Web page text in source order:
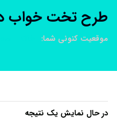
طرح تخت خواب
موقعیت کنونی شما:
در حال نمایش یک نتیجه